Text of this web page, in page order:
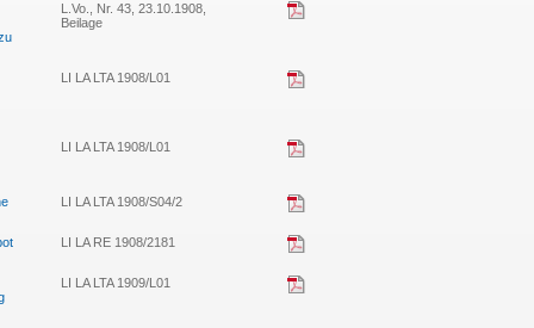
L.Vo., Nr. 43, 23.10.1908,
Beilage
LI LA LTA 1908/L01
LI LA LTA 1908/L01
LI LA LTA 1908/S04/2
LI LA RE 1908/2181
LI LA LTA 1909/L01